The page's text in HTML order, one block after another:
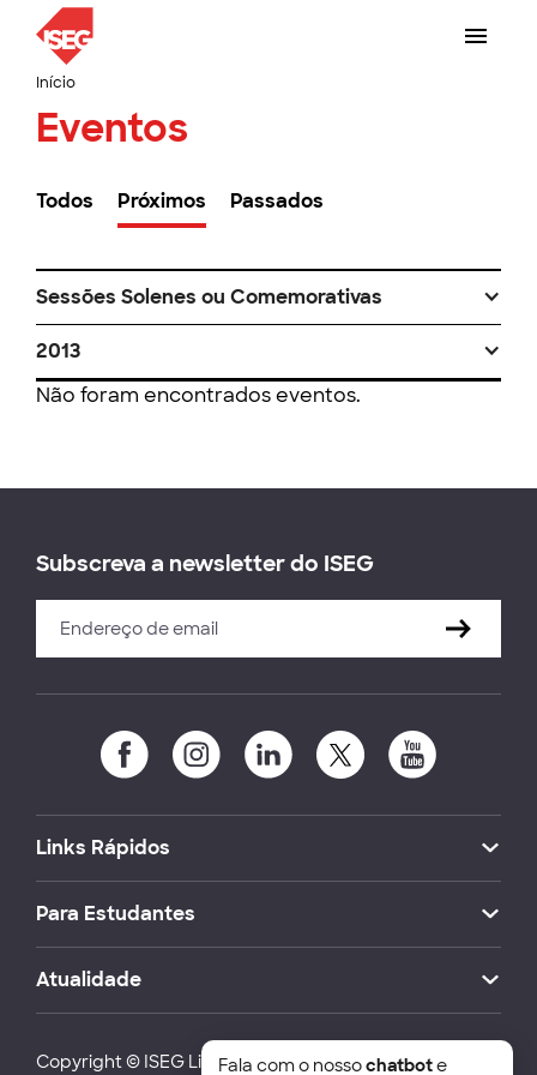
Início
Eventos
Todos Próximos Passados
Sessões Solenes ou Comemorativas
2013
Não foram encontrados eventos.
Subscreva a newsletter do ISEG
Links Rápidos
Para Estudantes
Atualidade
Copyright © ISEG Lisbon School of Economics and
Fala com o nossochatbote